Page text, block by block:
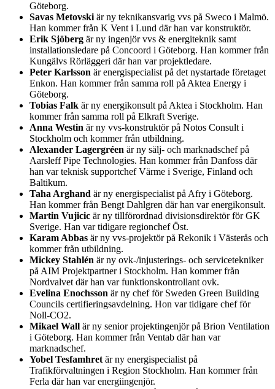
Göteborg.
Savas Metovski är ny teknikansvarig vvs på Sweco i Malmö.
Han kommer från K Vent i Lund där han var konstruktör.
Erik Sjöberg är ny ingenjör vvs & energiteknik samt
installationsledare på Concoord i Göteborg. Han kommer från
Kungälvs Rörläggeri där han var projektledare.
Peter Karlsson är energispecialist på det nystartade företaget
Enkon. Han kommer från samma roll på Aktea Energy i
Göteborg.
Tobias Falk är ny energikonsult på Aktea i Stockholm. Han
kommer från samma roll på Elkraft Sverige.
Anna Westin är ny vvs-konstruktör på Notos Consult i
Stockholm och kommer från utbildning.
Alexander Lagergréen är ny sälj- och marknadschef på
Aarsleff Pipe Technologies. Han kommer från Danfoss där
han var teknisk supportchef Värme i Sverige, Finland och
Baltikum.
Taha Arghand är ny energispecialist på Afry i Göteborg.
Han kommer från Bengt Dahlgren där han var energikonsult.
Martin Vujicic är ny tillförordnad divisionsdirektör för GK
Sverige. Han var tidigare regionchef Öst.
Karam Abbas är ny vvs-projektör på Rekonik i Västerås och
kommer från utbildning.
Mickey Stahlén är ny ovk-/injusterings- och servicetekniker
på AIM Projektpartner i Stockholm. Han kommer från
Nordvalvet där han var funktionskontrollant ovk.
Evelina Enochsson är ny chef för Sweden Green Building
Councils certifieringsavdelning. Hon var tidigare chef för
Noll-CO2.
Mikael Wall är ny senior projektingenjör på Brion Ventilation
i Göteborg. Han kommer från Ventab där han var
marknadschef.
Yobel Tesfamhret är ny energispecialist på
Trafikförvaltningen i Region Stockholm. Han kommer från
Ferla där han var energiingenjör.